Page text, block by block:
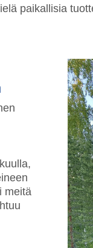
paikallisia
meitä